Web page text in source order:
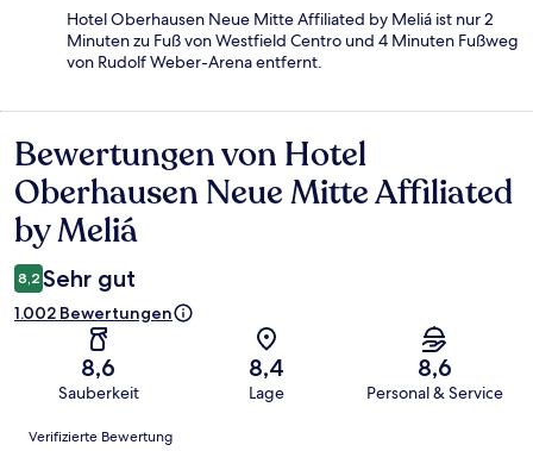
Hotel Oberhausen Neue Mitte Affiliated by Meliá ist nur 2
Minuten zu Fuß von Westfield Centro und 4 Minuten Fußweg
von Rudolf Weber-Arena entfernt.
Bewertungen
Bewertungen von Hotel
Oberhausen Neue Mitte Affiliated
by Meliá
8,2 Sehr gut
1.002 Bewertungen
8,6
Sauberkeit
8,4
Lage
8,6
Personal & Service
Bewertungen
Verifizierte Bewertung